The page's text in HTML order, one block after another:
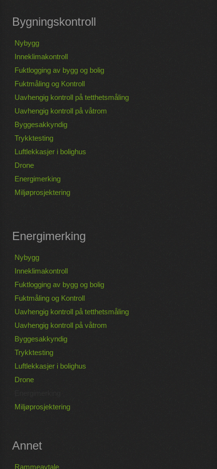
Bygningskontroll
Nybygg
Inneklimakontroll
Fuktlogging av bygg og bolig
Fuktmåling og Kontroll
Uavhengig kontroll på tetthetsmåling
Uavhengig kontroll på våtrom
Byggesakkyndig
Trykktesting
Luftlekkasjer i bolighus
Drone
Energimerking
Miljøprosjektering
Energimerking
Nybygg
Inneklimakontroll
Fuktlogging av bygg og bolig
Fuktmåling og Kontroll
Uavhengig kontroll på tetthetsmåling
Uavhengig kontroll på våtrom
Byggesakkyndig
Trykktesting
Luftlekkasjer i bolighus
Drone
Miljøprosjektering
Annet
Rammeavtale